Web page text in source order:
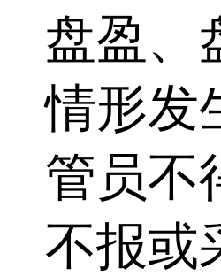
盘盈、
情形发
管员不
不报或